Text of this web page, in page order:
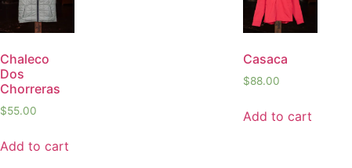
Chaleco
Dos
Chorreras
$55.00
Add to cart
Casaca
$88.00
Add to cart